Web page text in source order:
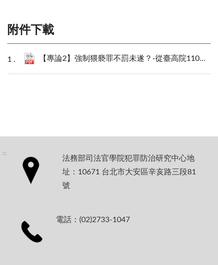
附件下載
【專論2】強制猥褻罪不罰未遂？-從臺高院110年上訴字第1257號判決談起_趙萃文.pdf
:::
法務部司法官學院犯罪防治研究中心地
址：10671 台北市大安區辛亥路三段81
號
電話：(02)2733-1047